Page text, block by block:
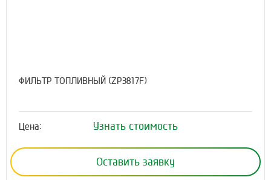
ФИЛЬТР ТОПЛИВНЫЙ (ZP3817F)
Цена: Узнать стоимость
Оставить заявку